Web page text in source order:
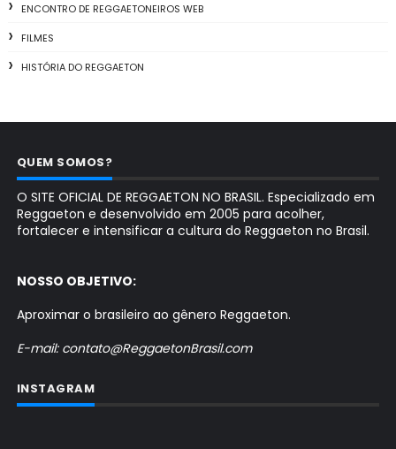
ENCONTRO DE REGGAETONEIROS WEB
FILMES
HISTÓRIA DO REGGAETON
QUEM SOMOS?
O SITE OFICIAL DE REGGAETON NO BRASIL. Especializado em
Reggaeton e desenvolvido em 2005 para acolher,
fortalecer e intensificar a cultura do Reggaeton no Brasil.
NOSSO OBJETIVO:
Aproximar o brasileiro ao gênero Reggaeton.
E-mail: contato@ReggaetonBrasil.com
INSTAGRAM